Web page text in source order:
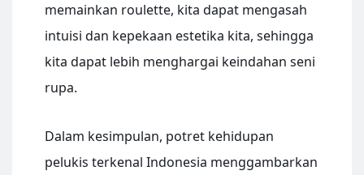
memainkan roulette, kita dapat mengasah
intuisi dan kepekaan estetika kita, sehingga
kita dapat lebih menghargai keindahan seni
rupa.
Dalam kesimpulan, potret kehidupan
pelukis terkenal Indonesia menggambarkan